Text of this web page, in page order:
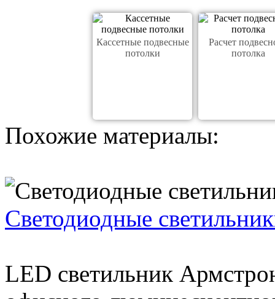
Кассетные подвесные
потолки
Расчет
потолка
Похожие материалы:
Светодиодные
LED светильник